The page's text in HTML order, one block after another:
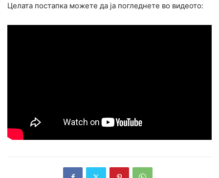
Целата постапка можете да ја погледнете во видеото: